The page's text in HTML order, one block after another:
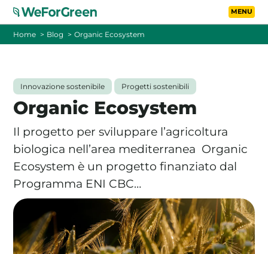
Vai al contenuto
TARIFFE
FOTOVOLTAICO A DISTANZA
FAQ
BLOG
CONTATTI
Home Blog Organic Ecosystem
Innovazione sostenibile Progetti sostenibili
Organic Ecosystem
Il progetto per sviluppare l’agricoltura
biologica nell’area mediterranea Organic
Ecosystem è un progetto finanziato dal
Programma ENI CBC…